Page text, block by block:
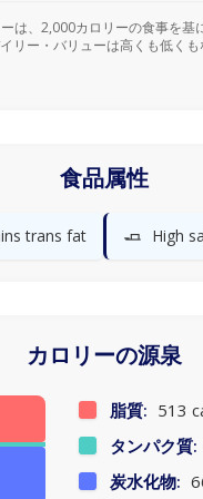
は、2,000カロリーの食事を基
リー・バリューは高くも低くも
食品属性
trans fat 🧈 High
カロリーの源泉
脂質: 513
タンパク質:
炭水化物: